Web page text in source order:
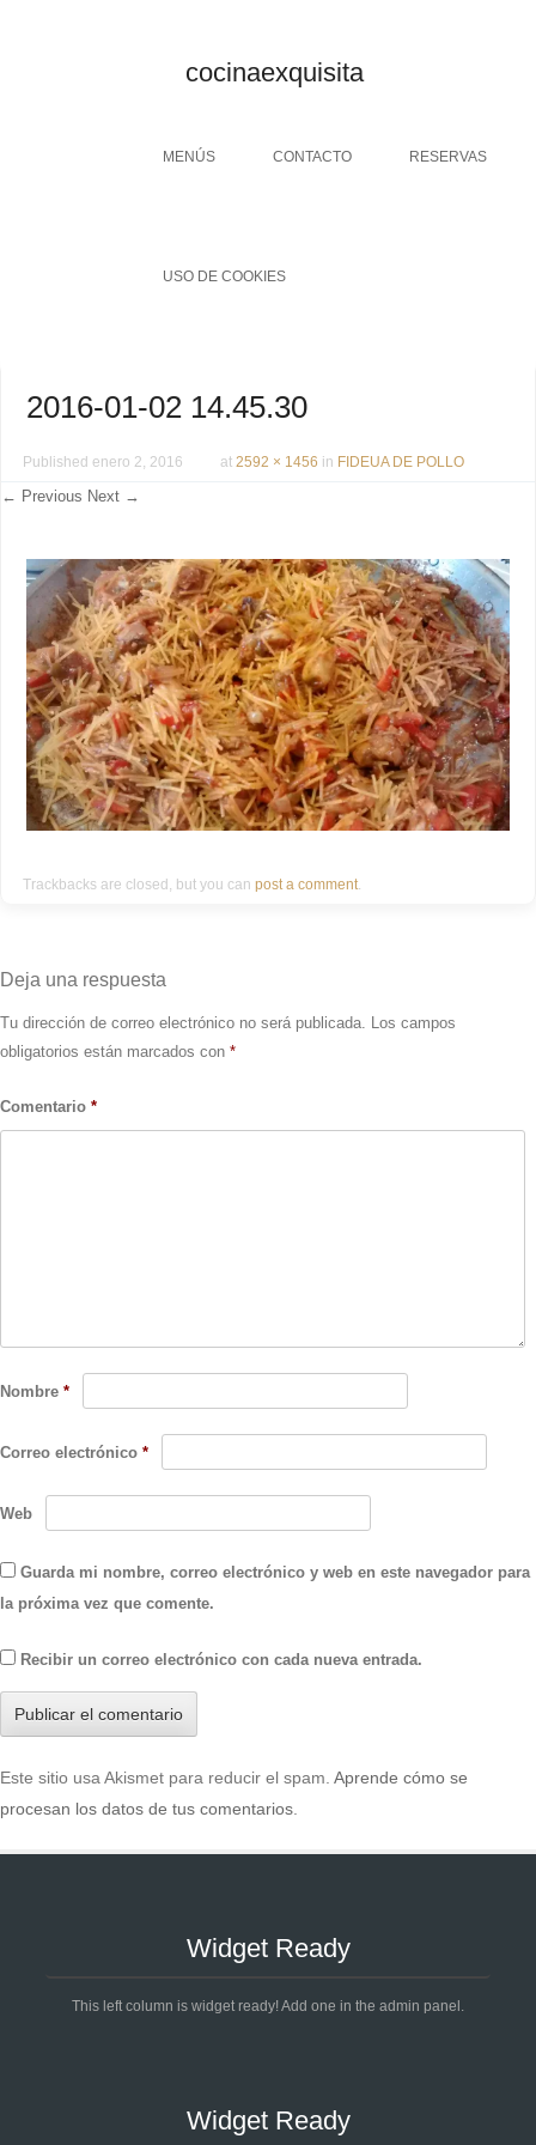
cocinaexquisita
Menu
SKIP TO CONTENT
MENÚS CONTACTO RESERVAS
USO DE COOKIES
2016-01-02 14.45.30
Published enero 2, 2016 at 2592 × 1456 in FIDEUA DE POLLO
← Previous Next →
Trackbacks are closed, but you can post a comment
Deja una respuesta
Tu dirección de correo electrónico no será publicada. Los campos
obligatorios están marcados con *
Comentario *
Nombre *
Correo electrónico *
Web
Guarda mi nombre, correo electrónico y web en este navegador para
la próxima vez que comente.
Recibir un correo electrónico con cada nueva entrada.
Este sitio usa Akismet para reducir el spam. Aprende cómo se
procesan los datos de tus comentarios
Widget Ready
This left column is widget ready! Add one in the admin panel.
Widget Ready